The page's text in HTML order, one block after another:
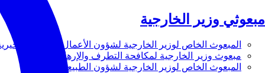
مبعوثي وزير الخارجية
المبعوث الخاص لوزير الخارجية لشؤون الأعمال والأعمال
مبعوث وزير الخارجية لمكافحة التطرف والإرهاب
المبعوث الخاص لوزير الخارجية لشؤون الطبيعة